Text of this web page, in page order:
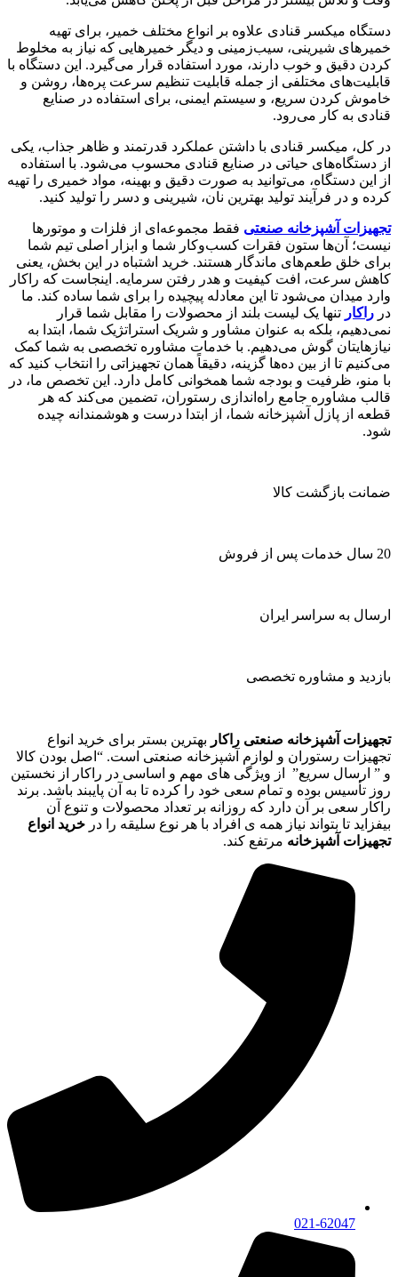
دستگاه میکسر قنادی علاوه بر انواع مختلف خمیر، برای تهیه
خمیرهای شیرینی، سیب‌زمینی و دیگر خمیرهایی که نیاز به مخلوط
کردن دقیق و خوب دارند، مورد استفاده قرار می‌گیرد. این دستگاه با
قابلیت‌های مختلفی از جمله قابلیت تنظیم سرعت پره‌ها، روشن و
خاموش کردن سریع، و سیستم ایمنی، برای استفاده در صنایع
قنادی به کار می‌رود.
در کل، میکسر قنادی با داشتن عملکرد قدرتمند و ظاهر جذاب، یکی
از دستگاه‌های حیاتی در صنایع قنادی محسوب می‌شود. با استفاده
از این دستگاه، می‌توانید به صورت دقیق و بهینه، مواد خمیری را تهیه
کرده و در فرآیند تولید بهترین نان، شیرینی و دسر را تولید کنید.
تجهیزات آشپزخانه صنعتی فقط مجموعه‌ای از فلزات و موتورها
نیست؛ آن‌ها ستون فقرات کسب‌وکار شما و ابزار اصلی تیم شما
برای خلق طعم‌های ماندگار هستند. خرید اشتباه در این بخش، یعنی
کاهش سرعت، افت کیفیت و هدر رفتن سرمایه. اینجاست که راکار
وارد میدان می‌شود تا این معادله پیچیده را برای شما ساده کند. ما
در راکار تنها یک لیست بلند از محصولات را مقابل شما قرار
نمی‌دهیم، بلکه به عنوان مشاور و شریک استراتژیک شما، ابتدا به
نیازهایتان گوش می‌دهیم. با خدمات مشاوره تخصصی به شما کمک
می‌کنیم تا از بین ده‌ها گزینه، دقیقاً همان تجهیزاتی را انتخاب کنید که
با منو، ظرفیت و بودجه شما همخوانی کامل دارد. این تخصص ما، در
قالب مشاوره جامع راه‌اندازی رستوران، تضمین می‌کند که هر
قطعه از پازل آشپزخانه شما، از ابتدا درست و هوشمندانه چیده
شود.
ضمانت بازگشت کالا
20 سال خدمات پس از فروش
ارسال به سراسر ایران
بازدید و مشاوره تخصصی
تجهیزات آشپزخانه صنعتی راکار بهترین بستر برای خرید انواع
تجهیزات رستوران و لوازم آشپزخانه صنعتی است. “اصل بودن کالا
و ” ارسال سریع” از ویژگی های مهم و اساسی در راکار از نخستین
روز تأسیس بوده و تمام سعی خود را کرده تا به آن پایبند باشد. برند
راکار سعی بر آن دارد که روزانه بر تعداد محصولات و تنوع آن
بیفزاید تا بتواند نیاز همه ی افراد با هر نوع سلیقه را در خرید انواع
تجهیزات آشپزخانه مرتفع کند.
021-62047